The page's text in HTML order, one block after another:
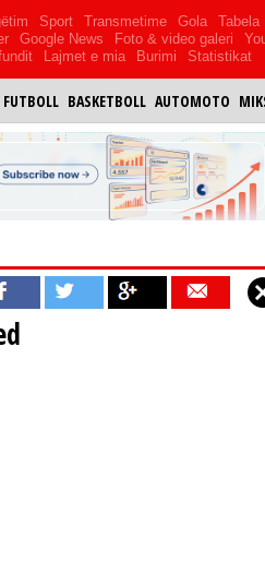
Sport Transmetime Gola
Tabela
Google News Foto & video galeri
Lajmet e mia Burimi Statistikat
FUTBOLL BASKETBOLL AUTOMOTO